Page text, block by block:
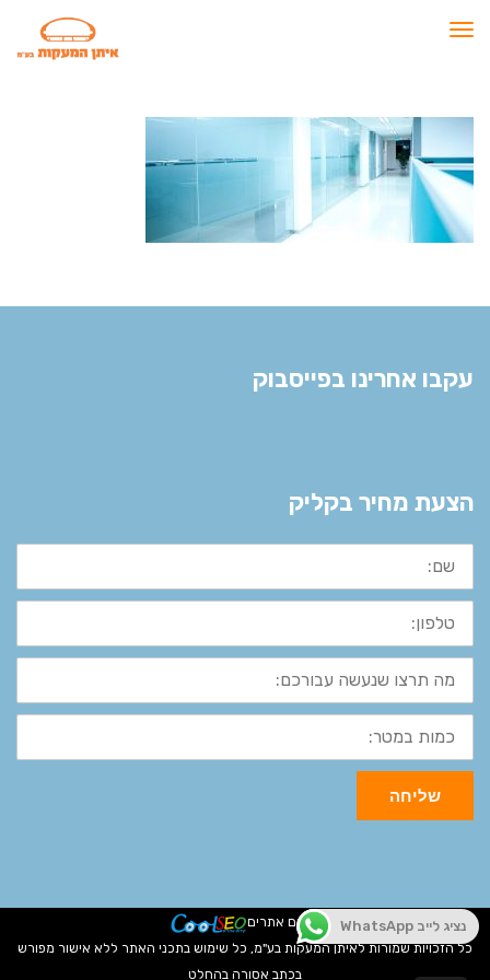
תפריט
עקבו אחרינו בפייסבוק
הצעת מחיר בקליק
שם:
טלפון:
מה
תרצו
שנעשה
עבורכם:
כמות
במטר:
שליחה
קידום אתרים
כל הזכויות שמורות לאיתן המעקות בע"מ, כל שימוש בתכני האתר ללא אישור מפורש
בכתב אסורה בהחלט
נציג לייב WhatsApp